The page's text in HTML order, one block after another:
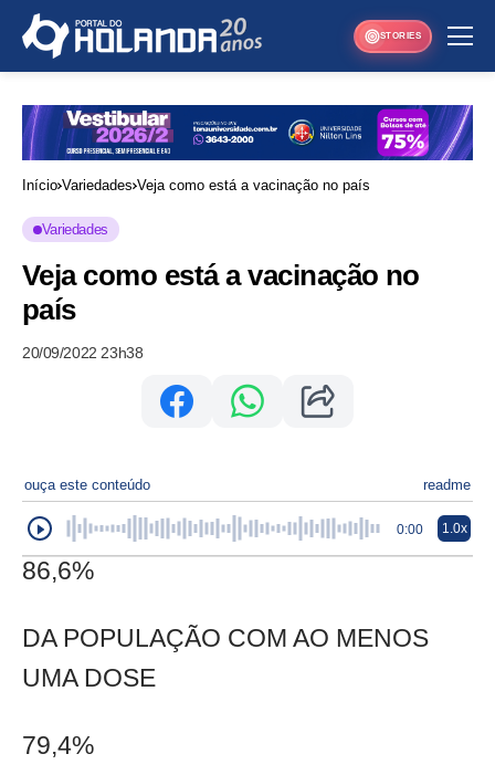
STORIES
Início Variedades Veja como está a vacinação no país
Variedades
Veja como está a vacinação no
país
20/09/2022 23h38
ouça este conteúdo readme
0:00 1.0x
86,6%
DA POPULAÇÃO COM AO MENOS
UMA DOSE
79,4%